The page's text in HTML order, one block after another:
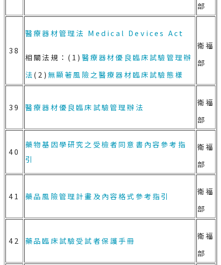
部
38
醫療器材管理法 Medical Devices Act
相關法規：(1) 醫療器材優良臨床試驗管理辦
法(2)無顯著風險之醫療器材臨床試驗態樣
衛福
部
39 醫療器材優良臨床試驗管理辦法
衛福
部
40
藥物基因學研究之受檢者同意書內容參考指
引
衛福
部
41 藥品風險管理計畫及內容格式參考指引
衛福
部
42 藥品臨床試驗受試者保護手冊
衛福
部